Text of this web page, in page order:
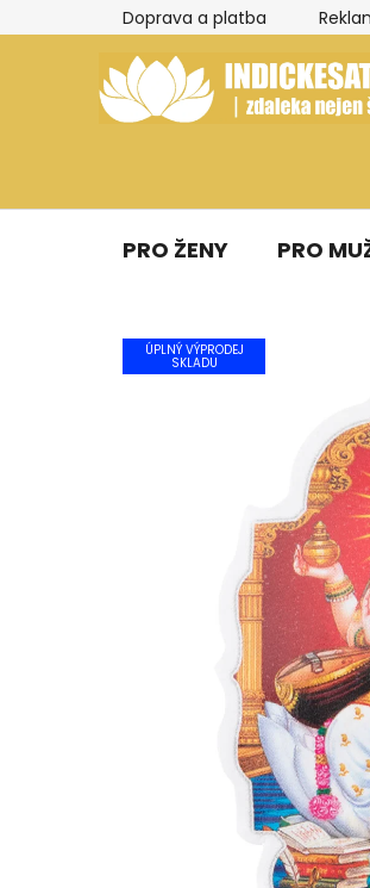
na
Doprava a platba
PRO ŽENY PRO
ÚPLNÝ VÝPRODEJ
SKLADU